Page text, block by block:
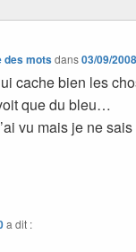
des motsdans03/09/
cache bien les
que du bleu…
vu mais je ne
a dit :